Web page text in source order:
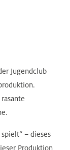
Jugendclub
– dieses
Produktion